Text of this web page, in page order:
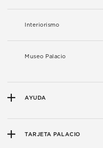
Interiorismo
Museo Palacio
AYUDA
TARJETA PALACIO